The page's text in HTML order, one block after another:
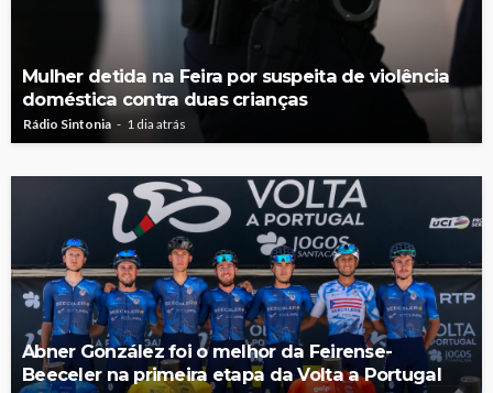
Mulher detida na Feira por suspeita de violência
doméstica contra duas crianças
Rádio Sintonia 1 dia atrás
Abner González foi o melhor da Feirense-
Beeceler na primeira etapa da Volta a Portugal